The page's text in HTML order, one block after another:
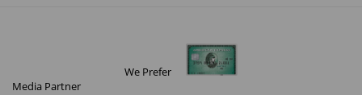
We Prefer
Media Partner